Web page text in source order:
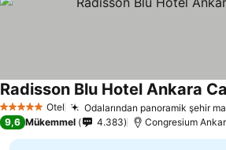
5 Yıldız Otel Odalarından panoramik şehir
Radisson Blu Hotel Ankara
9,6 Mükemmel 4.383 Congresium